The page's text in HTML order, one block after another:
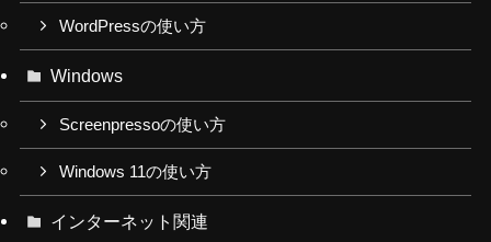
WordPressの使い方
Windows
Screenpressoの使い方
Windows 11の使い方
インターネット関連